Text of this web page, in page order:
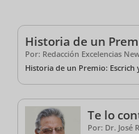
Historia de un
Por: Redacción Excelencias
Historia de un Premio: Escrich
Te lo
Por: Dr. José